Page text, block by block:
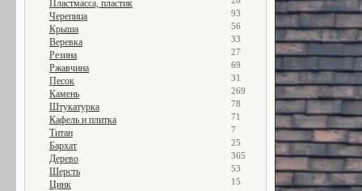
Пластмасса, пластик
Черепица 93
Крыша 56
Веревка 33
Резина 27
Ржавчина 69
Песок 31
Камень 269
Штукатурка 78
Кафель и плитка 71
Титан 7
Бархат 25
Дерево 365
Шерсть 53
Цинк 15